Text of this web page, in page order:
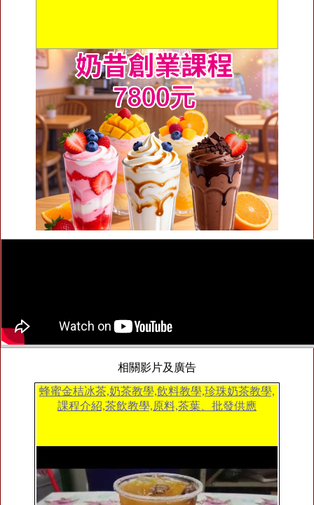
相關影片及廣告
蜂蜜金桔冰茶,奶茶教學,飲料教學,珍珠奶茶教學,
課程介紹,茶飲教學,原料,茶葉、批發供應